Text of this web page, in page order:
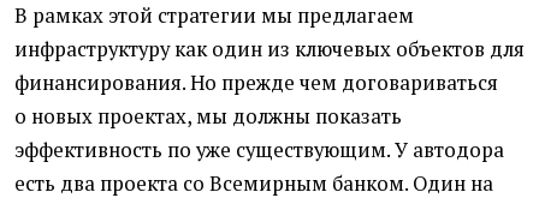
В рамках этой стратегии мы предлагаем
инфраструктуру как один из ключевых объектов для
финансирования. Но прежде чем договариваться
о новых проектах, мы должны показать
эффективность по уже существующим. У автодора
есть два проекта со Всемирным банком. Один на